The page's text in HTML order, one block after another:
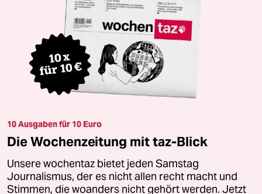
10 Ausgaben für 10 Euro
Die Wochenzeitung mit taz-Blick
Unsere wochentaz bietet jeden Samstag
Journalismus, der es nicht allen recht macht und
Stimmen, die woanders nicht gehört werden. Jetzt